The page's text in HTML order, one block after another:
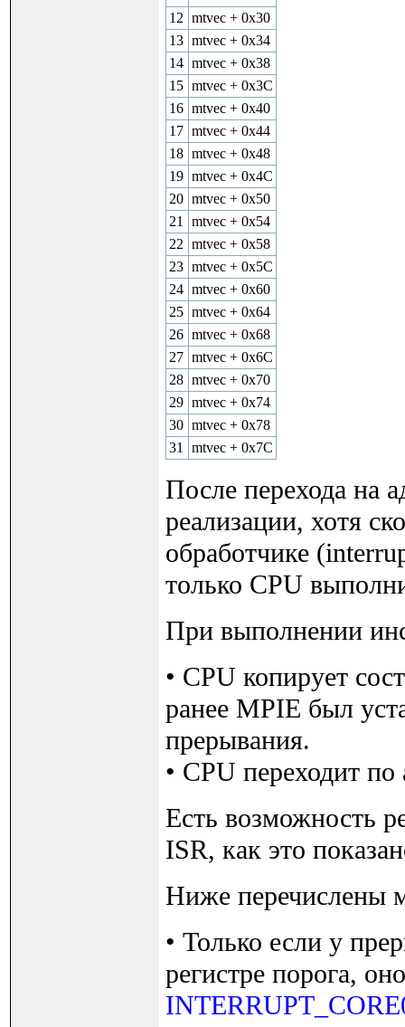
12 mtvec + 0x30
13 mtvec + 0x34
14 mtvec + 0x38
15 mtvec + 0x3C
16 mtvec + 0x40
17 mtvec + 0x44
18 mtvec + 0x48
19 mtvec + 0x4C
20 mtvec + 0x50
21
mtvec + 0x54
22 mtvec + 0x58
23 mtvec + 0x5C
24 mtvec + 0x60
25 mtvec + 0x64
26 mtvec + 0x68
27 mtvec + 0x6C
28 mtvec + 0x70
29 mtvec + 0x74
30 mtvec + 0x78
31
mtvec + 0x7C
После перехода на
реализации, хотя
обработчике
только CPU
При выполнении
• CPU копирует
ранее MPIE был
прерывания.
• CPU переходит
Есть возможность
ISR, как это
Ниже перечислены
• Только если у
регистре порога,